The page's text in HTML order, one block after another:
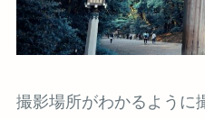
撮影場所がわかるように